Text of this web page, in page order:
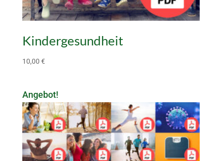
Kindergesundheit
10,00 €
Angebot!